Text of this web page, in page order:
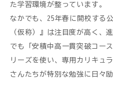
た学習環境が整っています。
なかでも、25年春に開校する
（仮称）』は注目度が高く、
でも「安積中高一貫突破コー
リーズを使い、専用カリキュ
さんたちが特別な勉強に日々